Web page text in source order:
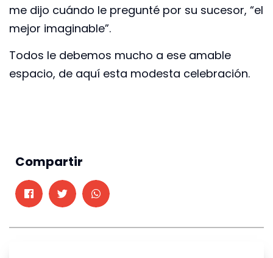
me dijo cuándo le pregunté por su sucesor, “el
mejor imaginable”.
Todos le debemos mucho a ese amable
espacio, de aquí esta modesta celebración.
Compartir